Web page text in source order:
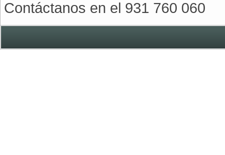
Contáctanos en el 931 760 060